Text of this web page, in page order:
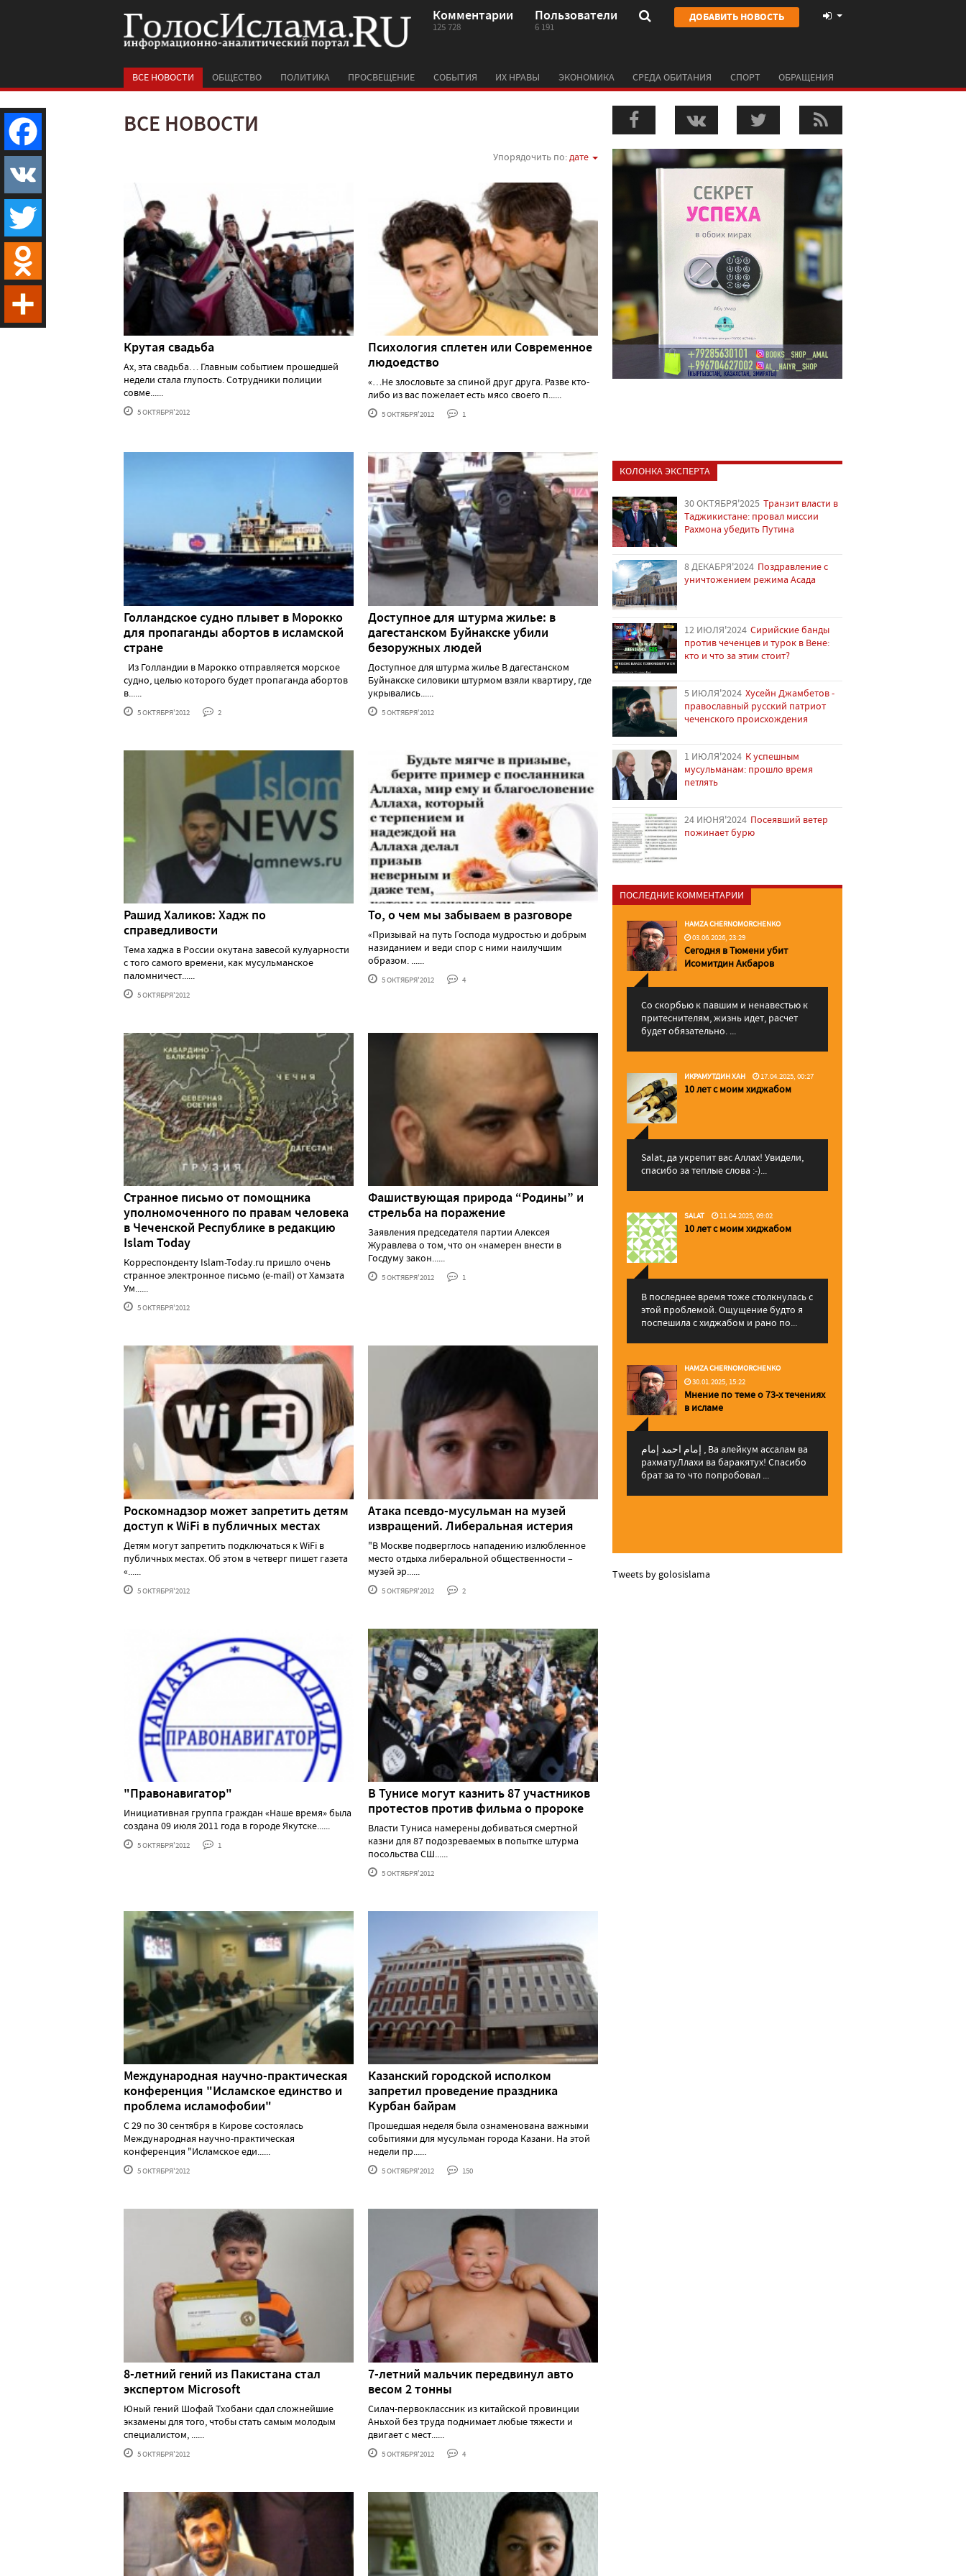
Комментарии
125 728
Пользователи
6 191
ДОБАВИТЬ НОВОСТЬ
ВСЕ НОВОСТИ ОБЩЕСТВО ПОЛИТИКА ПРОСВЕЩЕНИЕ СОБЫТИЯ ИХ НРАВЫ ЭКОНОМИКА СРЕДА ОБИТАНИЯ СПОРТ ОБРАЩЕНИЯ
ВСЕ НОВОСТИ
Упорядочить по:дате
Крутая свадьба
Ах, эта свадьба… Главным событием прошедшей
недели стала глупость. Сотрудники полиции
совме......
5 ОКТЯБРЯ'2012
Психология сплетен или Современное
людоедство
«…Не злословьте за спиной друг друга. Разве кто-
либо из вас пожелает есть мясо своего п......
5 ОКТЯБРЯ'2012 1
Голландское судно плывет в Морокко
для пропаганды абортов в исламской
стране
Из Голландии в Марокко отправляется морское
судно, целью которого будет пропаганда абортов
в......
5 ОКТЯБРЯ'2012 2
Доступное для штурма жилье: в
дагестанском Буйнакске убили
безоружных людей
Доступное для штурма жилье В дагестанском
Буйнакске силовики штурмом взяли квартиру, где
укрывались......
5 ОКТЯБРЯ'2012
Рашид Халиков: Хадж по
справедливости
Тема хаджа в России окутана завесой кулуарности
с того самого времени, как мусульманское
паломничест......
5 ОКТЯБРЯ'2012
То, о чем мы забываем в разговоре
«Призывай на путь Господа мудростью и добрым
назиданием и веди спор с ними наилучшим
образом. ......
5 ОКТЯБРЯ'2012 4
Странное письмо от помощника
уполномоченного по правам человека
в Чеченской Республике в редакцию
Islam Today
Корреспонденту Islam-Today.ru пришло очень
странное электронное письмо (e-mail) от Хамзата
Ум......
5 ОКТЯБРЯ'2012
Фашиствующая природа “Родины” и
стрельба на поражение
Заявления председателя партии Алексея
Журавлева о том, что он «намерен внести в
Госдуму закон......
5 ОКТЯБРЯ'2012 1
Роскомнадзор может запретить детям
доступ к WiFi в публичных местах
Детям могут запретить подключаться к WiFi в
публичных местах. Об этом в четверг пишет газета
«......
5 ОКТЯБРЯ'2012
Атака псевдо-мусульман на музей
извращений. Либеральная истерия
"В Москве подверглось нападению излюбленное
место отдыха либеральной общественности –
музей эр......
5 ОКТЯБРЯ'2012 2
"Правонавигатор"
Инициативная группа граждан «Наше время» была
создана 09 июля 2011 года в городе Якутске......
5 ОКТЯБРЯ'2012 1
В Тунисе могут казнить 87 участников
протестов против фильма о пророке
Власти Туниса намерены добиваться смертной
казни для 87 подозреваемых в попытке штурма
посольства СШ......
5 ОКТЯБРЯ'2012
Международная научно-практическая
конференция "Исламское единство и
проблема исламофобии"
С 29 по 30 сентября в Кирове состоялась
Международная научно-практическая
конференция "Исламское еди......
5 ОКТЯБРЯ'2012
Казанcкий городской исполком
запретил проведение праздника
Курбан байрам
Прошедшая неделя была ознаменована важными
событиями для мусульман города Казани. На этой
недели пр......
5 ОКТЯБРЯ'2012 150
8-летний гений из Пакистана стал
экспертом Microsoft
Юный гений Шофай Тхобани сдал сложнейшие
экзамены для того, чтобы стать самым молодым
специалистом, ......
5 ОКТЯБРЯ'2012
7-летний мальчик передвинул авто
весом 2 тонны
Силач-первоклассник из китайской провинции
Аньхой без труда поднимает любые тяжести и
двигает с мест......
5 ОКТЯБРЯ'2012 4
КОЛОНКА ЭКСПЕРТА
30 ОКТЯБРЯ'2025 Транзит власти в
Таджикистане: провал миссии
Рахмона убедить Путина
8 ДЕКАБРЯ'2024 Поздравление с
уничтожением режима Асада
12 ИЮЛЯ'2024 Сирийские банды
против чеченцев и турок в Вене:
кто и что за этим стоит?
5 ИЮЛЯ'2024 Хусейн Джамбетов -
православный русский патриот
чеченского происхождения
1 ИЮЛЯ'2024 К успешным
мусульманам: прошло время
петлять
24 ИЮНЯ'2024 Посеявший ветер
пожинает бурю
ПОСЛЕДНИЕ КОММЕНТАРИИ
HAMZA CHERNOMORCHENKO
03.06.2026, 23:29
Сегодня в Тюмени убит
Исомитдин Акбаров
Со скорбью к павшим и ненавестью к
притеснителям, жизнь идет, расчет
будет обязательно. ...
ИКРАМУТДИН ХАН 17.04.2025, 00:27
10 лет с моим хиджабом
Salat, да укрепит вас Аллаx! Увидели,
спасибо за теплые слова :-)...
SALAT 11.04.2025, 09:02
10 лет с моим хиджабом
В последнее время тоже столкнулась с
этой проблемой. Ощущение будто я
поспешила с хиджабом и рано по...
HAMZA CHERNOMORCHENKO
30.01.2025, 15:22
Мнение по теме о 73-х течениях
в исламе
إمام احمد إمام , Ва алейкум ассалам ва
рахматуЛлахи ва баракятух! Спасибо
брат за то что попробовал ...
Tweets by golosislama
Facebook
VK
Twitter
Odnoklassniki